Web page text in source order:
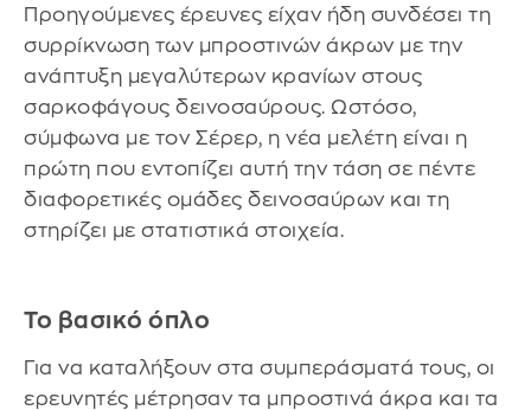
Προηγούμενες έρευνες είχαν ήδη συνδέσει τη
συρρίκνωση των μπροστινών άκρων με την
ανάπτυξη μεγαλύτερων κρανίων στους
σαρκοφάγους δεινοσαύρους. Ωστόσο,
σύμφωνα με τον Σέρερ, η νέα μελέτη είναι η
πρώτη που εντοπίζει αυτή την τάση σε πέντε
διαφορετικές ομάδες δεινοσαύρων και τη
στηρίζει με στατιστικά στοιχεία.
Το βασικό όπλο
Για να καταλήξουν στα συμπεράσματά τους, οι
ερευνητές μέτρησαν τα μπροστινά άκρα και τα